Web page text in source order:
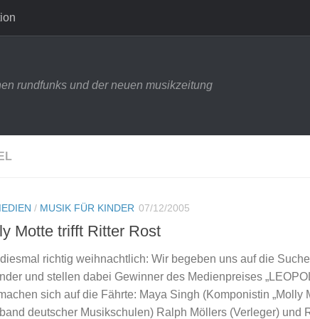
rundfunks und der neuen musikzeitung
/ MUSIK FÜR KINDER 07/12/2005
Motte trifft Ritter Rost
richtig weihnachtlich: Wir begeben uns auf die
und stellen dabei Gewinner des Medienpreises
sich auf die Fährte: Maya Singh (Komponistin „Molly
deutscher Musikschulen) Ralph Möllers (Verleger) und